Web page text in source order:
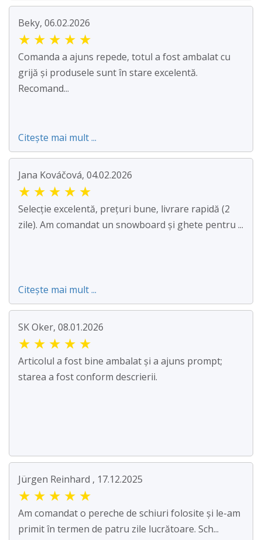
Beky, 06.02.2026
★ ★ ★ ★ ★
Comanda a ajuns repede, totul a fost ambalat cu
grijă și produsele sunt în stare excelentă.
Recomand...
Citește mai mult ...
Jana Kováčová, 04.02.2026
★ ★ ★ ★ ★
Selecție excelentă, prețuri bune, livrare rapidă (2
zile). Am comandat un snowboard și ghete pentru ...
Citește mai mult ...
SK Oker, 08.01.2026
★ ★ ★ ★ ★
Articolul a fost bine ambalat și a ajuns prompt;
starea a fost conform descrierii.
Jürgen Reinhard , 17.12.2025
★ ★ ★ ★ ★
Am comandat o pereche de schiuri folosite și le-am
primit în termen de patru zile lucrătoare. Sch...